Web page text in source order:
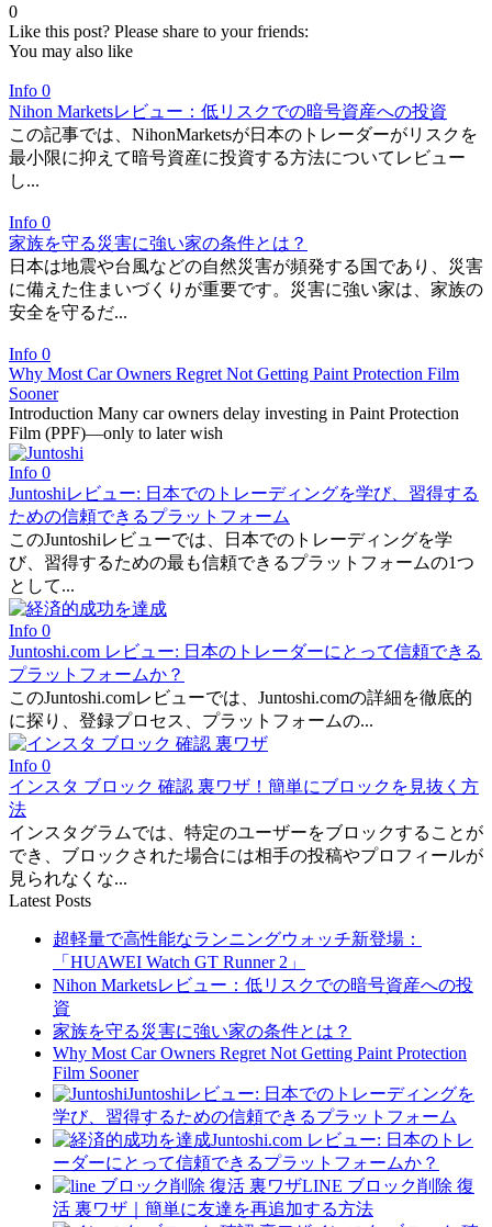
0
Like this post? Please share to your friends:
You may also like
Info 0
Nihon Marketsレビュー：低リスクでの暗号資産への投資
この記事では、NihonMarketsが日本のトレーダーがリスクを
最小限に抑えて暗号資産に投資する方法についてレビュー
し...
Info 0
家族を守る災害に強い家の条件とは？
日本は地震や台風などの自然災害が頻発する国であり、災害
に備えた住まいづくりが重要です。災害に強い家は、家族の
安全を守るだ...
Info 0
Why Most Car Owners Regret Not Getting Paint Protection Film
Sooner
Introduction Many car owners delay investing in Paint Protection
Film (PPF)—only to later wish
Info 0
Juntoshiレビュー: 日本でのトレーディングを学び、習得する
ための信頼できるプラットフォーム
このJuntoshiレビューでは、日本でのトレーディングを学
び、習得するための最も信頼できるプラットフォームの1つ
として...
Info 0
Juntoshi.com レビュー: 日本のトレーダーにとって信頼できる
プラットフォームか？
このJuntoshi.comレビューでは、Juntoshi.comの詳細を徹底的
に探り、登録プロセス、プラットフォームの...
Info 0
インスタ ブロック 確認 裏ワザ！簡単にブロックを見抜く方
法
インスタグラムでは、特定のユーザーをブロックすることが
でき、ブロックされた場合には相手の投稿やプロフィールが
見られなくな...
Latest Posts
超軽量で高性能なランニングウォッチ新登場：
「HUAWEI Watch GT Runner 2」
Nihon Marketsレビュー：低リスクでの暗号資産への投
資
家族を守る災害に強い家の条件とは？
Why Most Car Owners Regret Not Getting Paint Protection
Film Sooner
Juntoshiレビュー: 日本でのトレーディングを
学び、習得するための信頼できるプラットフォーム
Juntoshi.com レビュー: 日本のトレ
ーダーにとって信頼できるプラットフォームか？
LINE ブロック削除 復
活 裏ワザ｜簡単に友達を再追加する方法